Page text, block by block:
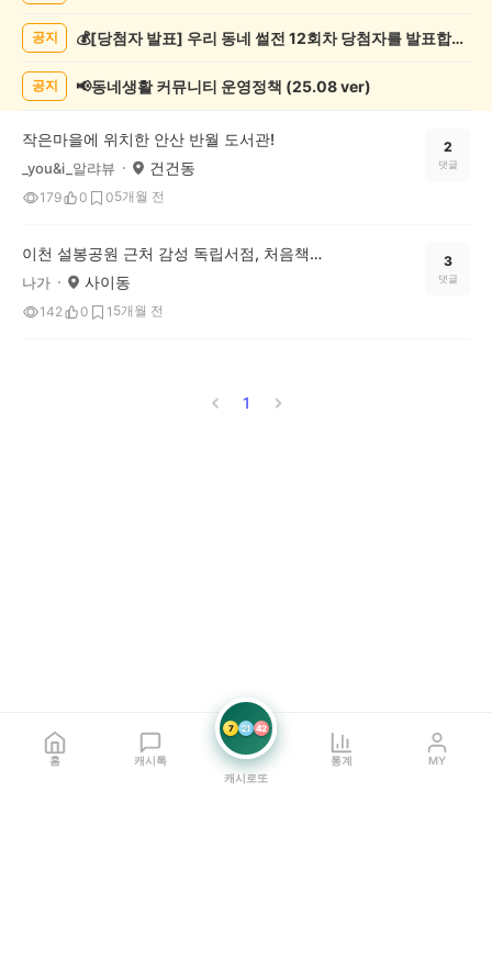
목
공지 💰[당첨자 발표] 우리 동네 썰전 12회차 당첨자를 발표합니다!
공지 📢동네생활 커뮤니티 운영정책 (25.08 ver)
작은마을에 위치한 안산 반월 도서관!
_you&i_알랴뷰 건건동
179 0 05개월 전
2
댓글
이천 설봉공원 근처 감성 독립서점, 처음책방에서 보낸 조용한 하루
나가 사이동
142 0 1 5개월 전
3
댓글
1
홈 캐시톡
7 21 42
캐시로또
통계 MY